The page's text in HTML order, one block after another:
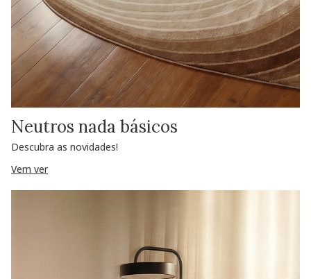
Neutros nada básicos
Descubra as novidades!
Vem ver